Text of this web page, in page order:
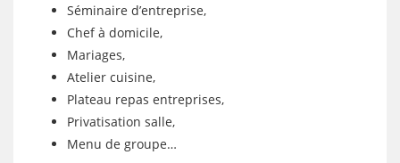
Séminaire d’entreprise,
Chef à domicile,
Mariages,
Atelier cuisine,
Plateau repas entreprises,
Privatisation salle,
Menu de groupe…